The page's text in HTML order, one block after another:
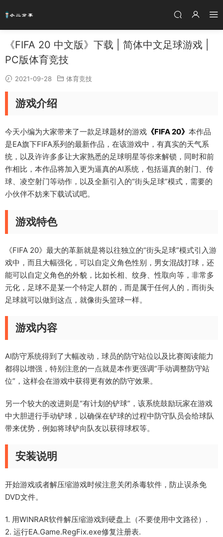
《FIFA 20 中文版》下载 | 简体中文足球游戏 |
PC版体育竞技
2021-09-28 体育竞技
游戏介绍
今天小编为大家带来了一款足球题材的游戏 《FIFA 20》 本作品
是EA旗下FIFA系列的最新作品，在该游戏中，有真实的天气系
统，以及许许多多让大家熟悉的足球明星等你来解锁，同时和前
作相比，本作品将加入更为逼真的AI系统，包括逼真的射门、传
球、凌空射门等动作，以及全新引入的“街头足球”模式，需要的
小伙伴不妨来下载试试吧。
游戏特色
《FIFA 20》最大的革新就是将以往独立的“街头足球”模式引入游
戏中，而且大幅强化，可以自定义角色性别，男女混战打球，还
能可以自定义角色的外貌，比如长相、纹身、性取向等，非常多
元化，足球不是某一个特定人群的，而是属于任何人的，而街头
足球就可以做到这点，就像街头篮球一样。
游戏内容
AI防守系统得到了大幅改动，球员的防守站位以及比赛阅读能力
都得以增强，特别注意的一点就是本作更强调“手动调整防守站
位”，这样会在游戏中获得更有效的防守效果。
另一个较大的改进则是“有计划的铲球”，该系统鼓励玩家在游戏
中大胆进行手动铲球，以确保在铲球的过程中防守队员会给球队
带来优势，例如将球铲向队友以获得球权等。
安装说明
开始游戏或者解压缩游戏时候注意关闭杀毒软件，防止误杀免
DVD文件。
1. 用WINRAR软件解压缩游戏到硬盘上（不要使用中文路径）.
2. 运行EA.Game.RegFix.exe修复注册表.